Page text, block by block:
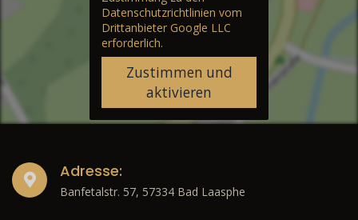
Datenschutzrichtlinien vom
Drittanbieter Google LLC
erforderlich.
Zustimmen und
aktivieren
Adresse:
Banfetalstr. 57, 57334 Bad Laasphe